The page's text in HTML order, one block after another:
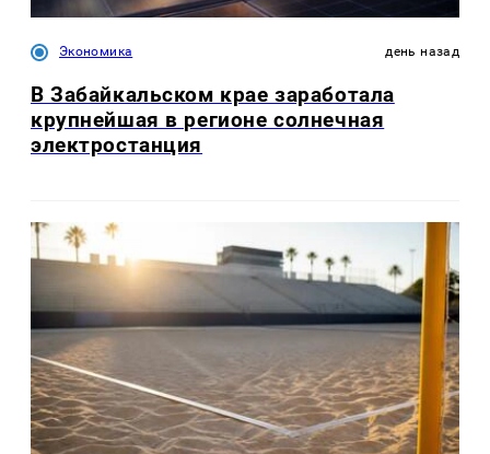
Экономика день назад
В Забайкальском крае заработала
крупнейшая в регионе солнечная
электростанция